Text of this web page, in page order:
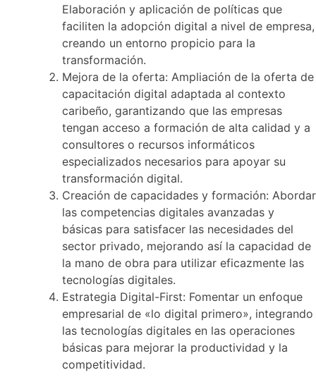
Elaboración y aplicación de políticas que
faciliten la adopción digital a nivel de empresa,
creando un entorno propicio para la
transformación.
Mejora de la oferta: Ampliación de la oferta de
capacitación digital adaptada al contexto
caribeño, garantizando que las empresas
tengan acceso a formación de alta calidad y a
consultores o recursos informáticos
especializados necesarios para apoyar su
transformación digital.
Creación de capacidades y formación: Abordar
las competencias digitales avanzadas y
básicas para satisfacer las necesidades del
sector privado, mejorando así la capacidad de
la mano de obra para utilizar eficazmente las
tecnologías digitales.
Estrategia Digital-First: Fomentar un enfoque
empresarial de «lo digital primero», integrando
las tecnologías digitales en las operaciones
básicas para mejorar la productividad y la
competitividad.